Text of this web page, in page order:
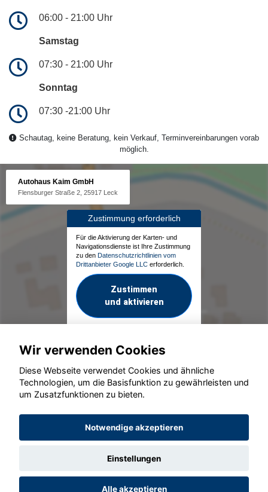
06:00 - 21:00 Uhr
Samstag
07:30 - 21:00 Uhr
Sonntag
07:30 -21:00 Uhr
Schautag, keine Beratung, kein Verkauf, Terminvereinbarungen vorab
möglich.
Autohaus Kaim GmbH
Flensburger Straße 2, 25917 Leck
Zustimmung erforderlich
Für die Aktivierung der Karten- und
Navigationsdienste ist Ihre Zustimmung
zu den Datenschutzrichtlinien vom
Drittanbieter Google LLC erforderlich.
Zustimmen
und aktivieren
© konjunkturmotor.de GmbH 2020 - 2026
Wir verwenden Cookies
Diese Webseite verwendet Cookies und ähnliche
Technologien, um die Basisfunktion zu gewährleisten und
um Zusatzfunktionen zu bieten.
Notwendige akzeptieren
Einstellungen
Alle akzeptieren